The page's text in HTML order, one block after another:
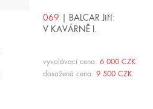
069 | BALCAR Jiří:
V KAVÁRNĚ I.
vyvolávací cena: 6 000 CZK
dosažená cena: 9 500 CZK